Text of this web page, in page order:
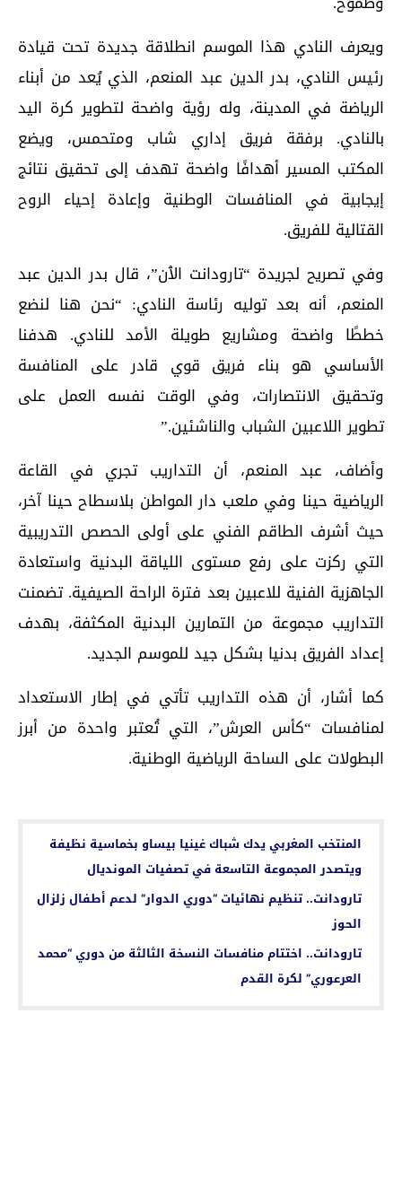
ويعرف النادي هذا الموسم انطلاقة جديدة تحت قيادة
رئيس النادي، بدر الدين عبد المنعم، الذي يُعد من أبناء
الرياضة في المدينة، وله رؤية واضحة لتطوير كرة اليد
بالنادي. برفقة فريق إداري شاب ومتحمس، ويضع
المكتب المسير أهدافًا واضحة تهدف إلى تحقيق نتائج
إيجابية في المنافسات الوطنية وإعادة إحياء الروح
القتالية للفريق.
وفي تصريح لجريدة “تارودانت الٱن”، قال بدر الدين عبد
المنعم، أنه بعد توليه رئاسة النادي: “نحن هنا لنضع
خططًا واضحة ومشاريع طويلة الأمد للنادي. هدفنا
الأساسي هو بناء فريق قوي قادر على المنافسة
وتحقيق الانتصارات، وفي الوقت نفسه العمل على
تطوير اللاعبين الشباب والناشئين.”
وأضاف، عبد المنعم، أن التداريب تجري في القاعة
الرياضية حينا وفي ملعب دار المواطن بلاسطاح حينا آخر،
حيث أشرف الطاقم الفني على أولى الحصص التدريبية
التي ركزت على رفع مستوى اللياقة البدنية واستعادة
الجاهزية الفنية للاعبين بعد فترة الراحة الصيفية. تضمنت
التداريب مجموعة من التمارين البدنية المكثفة، بهدف
إعداد الفريق بدنيا بشكل جيد للموسم الجديد.
كما أشار، أن هذه التداريب تأتي في إطار الاستعداد
لمنافسات “كأس العرش”، التي تُعتبر واحدة من أبرز
البطولات على الساحة الرياضية الوطنية.
المنتخب المغربي يدك شباك غينيا بيساو بخماسية نظيفة
ويتصدر المجموعة التاسعة في تصفيات المونديال
تارودانت.. تنظيم نهائيات “دوري الدوار” لدعم أطفال زلزال
الحوز
تارودانت.. اختتام منافسات النسخة الثالثة من دوري “محمد
العرعوري” لكرة القدم